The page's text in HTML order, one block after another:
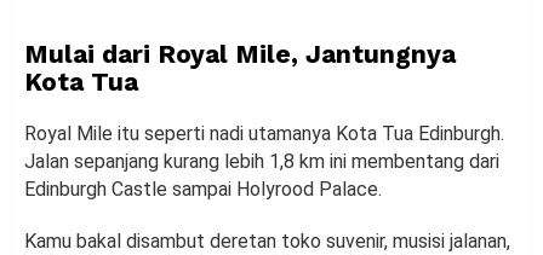
Mulai dari Royal Mile, Jantungnya
Kota Tua
Royal Mile itu seperti nadi utamanya Kota Tua Edinburgh.
Jalan sepanjang kurang lebih 1,8 km ini membentang dari
Edinburgh Castle sampai Holyrood Palace.
Kamu bakal disambut deretan toko suvenir, musisi jalanan,